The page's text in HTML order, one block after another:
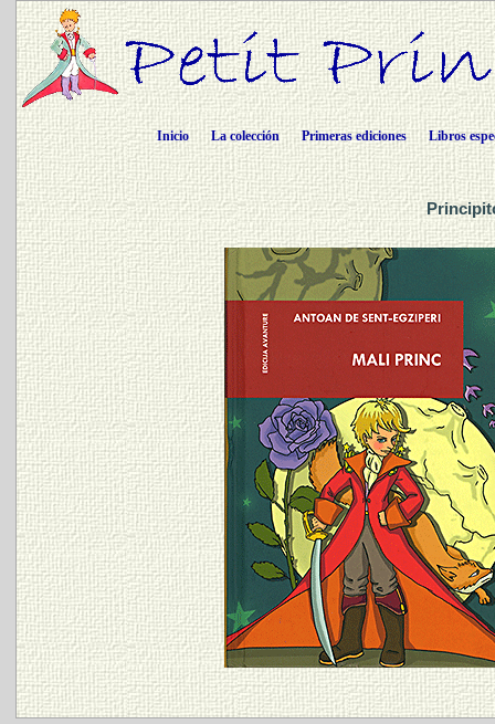
Inicio La colección Primeras ediciones Libros